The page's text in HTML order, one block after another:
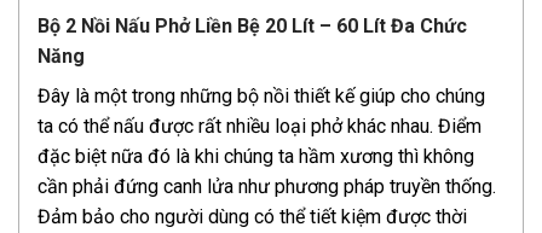
Bộ 2 Nồi Nấu Phở Liền Bệ 20 Lít – 60 Lít Đa Chức
Năng
Đây là một trong những bộ nồi thiết kế giúp cho chúng
ta có thể nấu được rất nhiều loại phở khác nhau. Điểm
đặc biệt nữa đó là khi chúng ta hầm xương thì không
cần phải đứng canh lửa như phương pháp truyền thống.
Đảm bảo cho người dùng có thể tiết kiệm được thời